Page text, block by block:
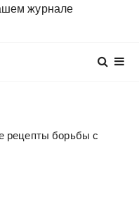
журнале
рецепты борьбы с